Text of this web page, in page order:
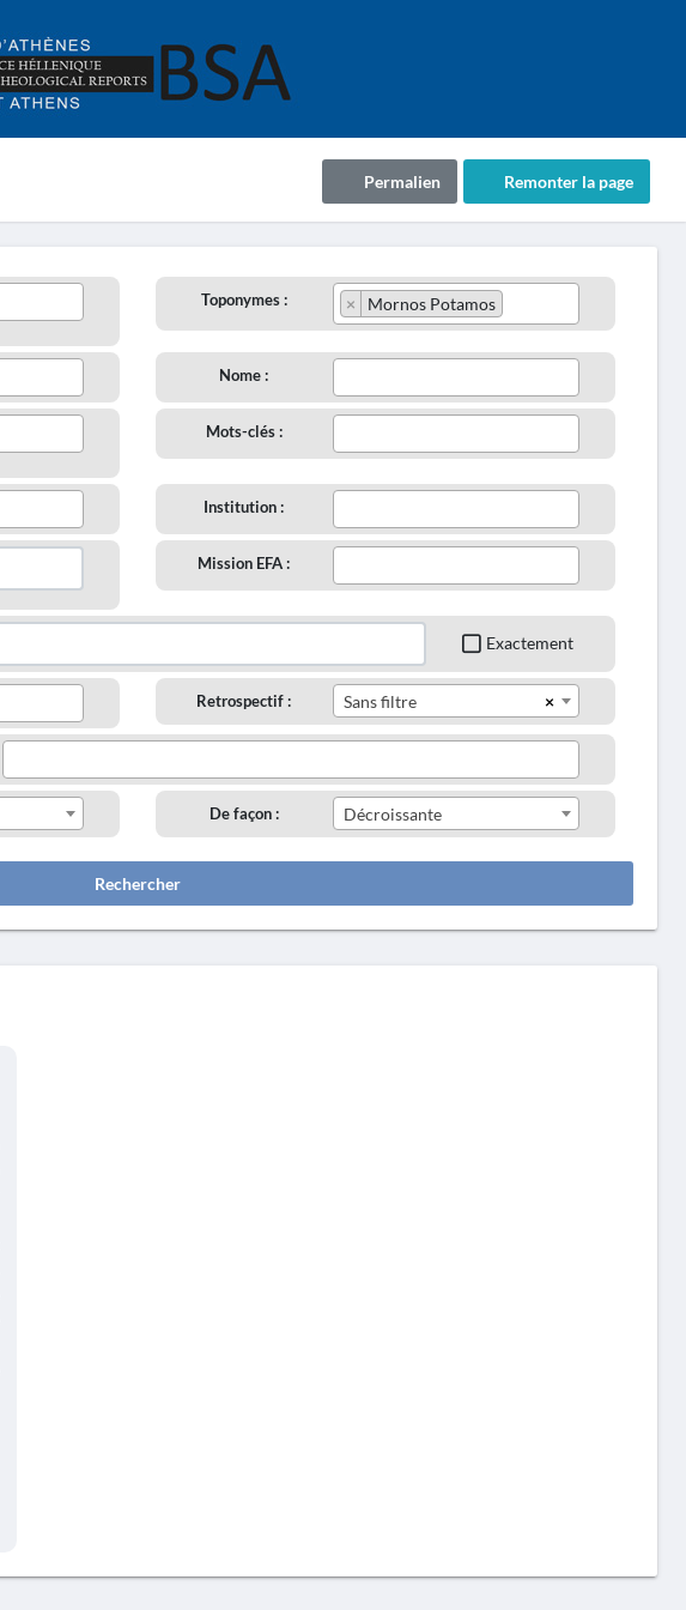
Remonter la page
Permalien
Toponymes : × Mornos Potamos
Nome :
Mots-clés :
Institution :
Mission EFA :
Exactement
Retrospectif : ×
Sans filtre
De façon : Décroissante
Rechercher